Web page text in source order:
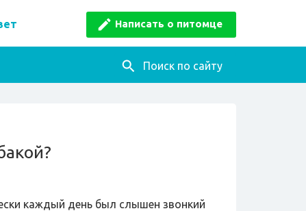
Написать о питомце
Поиск по сайту
каждый день был слышен звонкий